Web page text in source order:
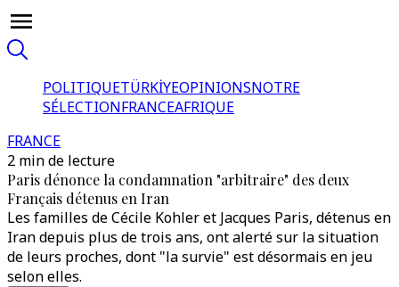
POLITIQUETÜRKİYEOPINIONSNOTRE
SÉLECTIONFRANCEAFRIQUE
FRANCE
2 min de lecture
Paris dénonce la condamnation "arbitraire" des deux
Français détenus en Iran
Les familles de Cécile Kohler et Jacques Paris, détenus en
Iran depuis plus de trois ans, ont alerté sur la situation
de leurs proches, dont "la survie" est désormais en jeu
selon elles.